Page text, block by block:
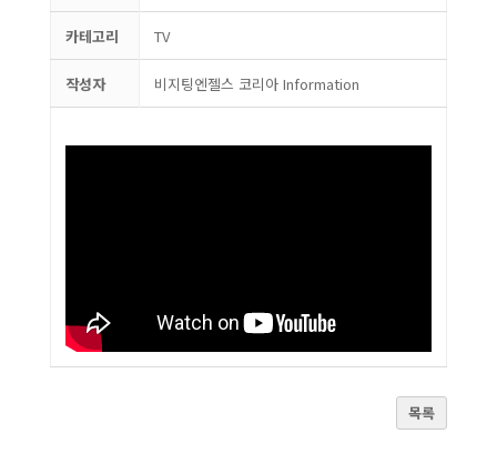
카테고리 TV
작성자 비지팅엔젤스 코리아 Information
목록